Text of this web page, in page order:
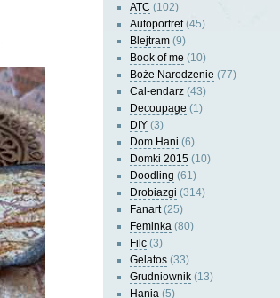
ATC (102)
Autoportret(45)
Blejtram (9)
Book of me (10)
Boże Narodzenie (77)
Cal-endarz (43)
Decoupage (1)
DIY (3)
Dom Hani (6)
Domki 2015 (10)
Doodling (61)
Drobiazgi (314)
Fanart(25)
Feminka (80)
Filc (3)
Gelatos (33)
Grudniownik (13)
Hania (5)